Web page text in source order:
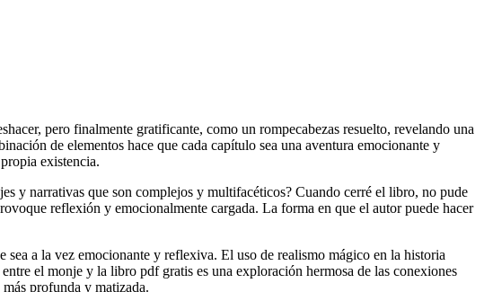
pero finalmente gratificante, como un rompecabezas resuelto, revelando una
de elementos hace que cada capítulo sea una aventura emocionante y
existencia.
y narrativas que son complejos y multifacéticos? Cuando cerré el libro, no pude
reflexión y emocionalmente cargada. La forma en que el autor puede hacer
a la vez emocionante y reflexiva. El uso de realismo mágico en la historia
el monje y la libro pdf gratis es una exploración hermosa de las conexiones
profunda y matizada.